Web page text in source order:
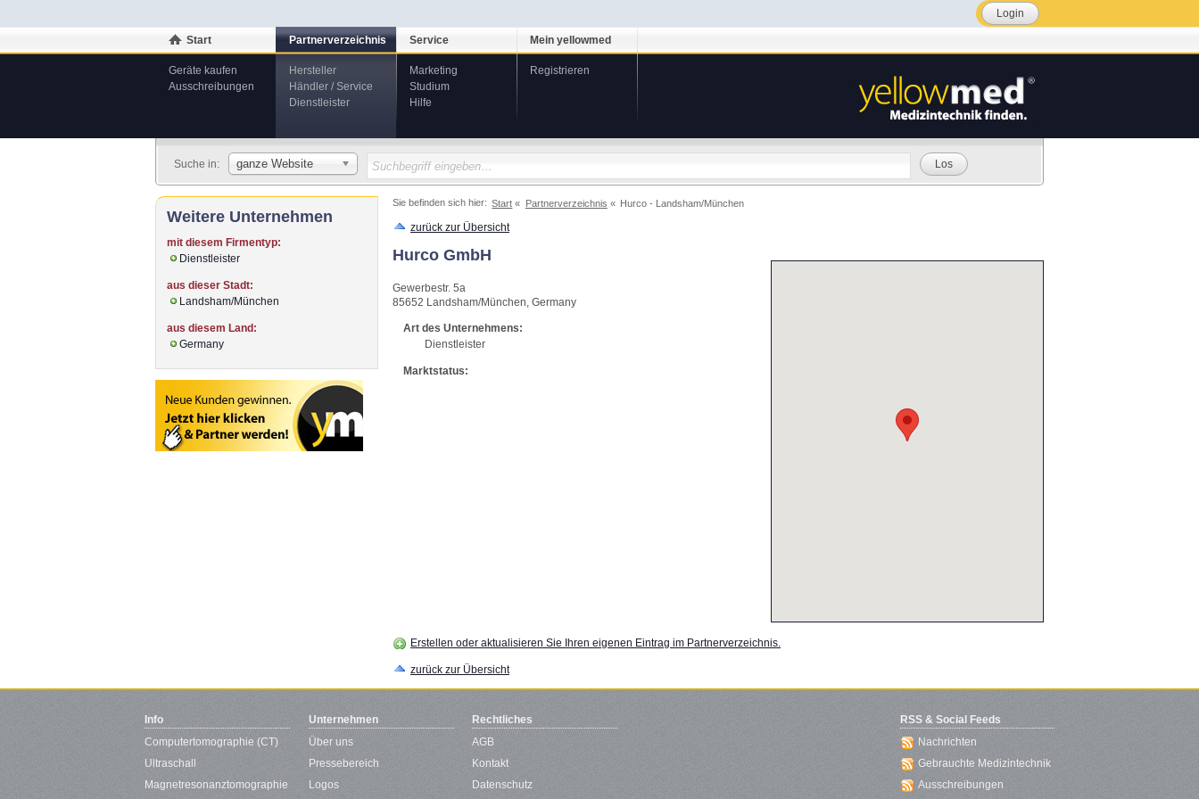
Login
Start
Geräte kaufen
Ausschreibungen
Partnerverzeichnis
Hersteller
Händler / Service
Dienstleister
Service
Marketing
Studium
Hilfe
Mein yellowmed
Registrieren
Suche in: ganze Website Los
Sie befinden sich hier: Start Partnerverzeichnis Hurco - Landsham/München
zurück zur Übersicht
Hurco GmbH
Gewerbestr. 5a
85652 Landsham/München, Germany
Art des Unternehmens:
Dienstleister
Marktstatus:
Erstellen oder aktualisieren Sie Ihren eigenen Eintrag im Partnerverzeichnis.
zurück zur Übersicht
Weitere Unternehmen
mit diesem Firmentyp:
Dienstleister
aus dieser Stadt:
Landsham/München
aus diesem Land:
Germany
Info
Computertomographie (CT)
Ultraschall
Magnetresonanztomographie
Unternehmen
Über uns
Pressebereich
Logos
Rechtliches
AGB
Kontakt
Datenschutz
RSS & Social Feeds
Nachrichten
Gebrauchte Medizintechnik
Ausschreibungen